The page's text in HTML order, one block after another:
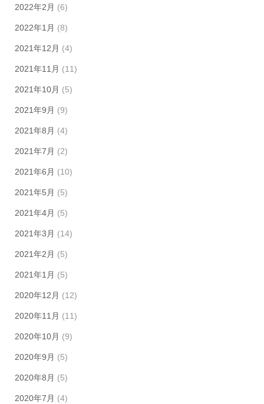
2022年2月 (6)
2022年1月 (8)
2021年12月 (4)
2021年11月 (11)
2021年10月 (5)
2021年9月 (9)
2021年8月 (4)
2021年7月 (2)
2021年6月 (10)
2021年5月 (5)
2021年4月 (5)
2021年3月 (14)
2021年2月 (5)
2021年1月 (5)
2020年12月 (12)
2020年11月 (11)
2020年10月 (9)
2020年9月 (5)
2020年8月 (5)
2020年7月 (4)